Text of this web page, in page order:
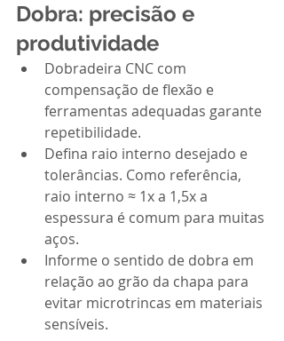
Dobra: precisão e
produtividade
Dobradeira CNC com
compensação de flexão e
ferramentas adequadas garante
repetibilidade.
Defina raio interno desejado e
tolerâncias. Como referência,
raio interno ≈ 1x a 1,5x a
espessura é comum para muitas
aços.
Informe o sentido de dobra em
relação ao grão da chapa para
evitar microtrincas em materiais
sensíveis.